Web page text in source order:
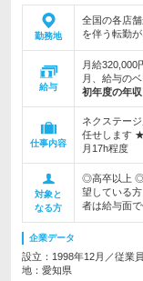
勤務地
全国の各店
を伴う転勤
給与
月給320,000
月、給与の
初年度の年収
仕事内容
ネクステー
任せします
月17h程度
対象と
なる方
◎高卒以上 ◎
望している
者は給与面
企業データ
設立：1998年12月／従業
地：愛知県